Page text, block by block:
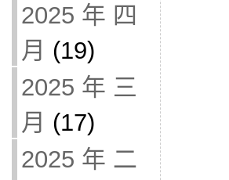
2025 年 四
月 (19)
2025 年 三
月 (17)
2025 年 二